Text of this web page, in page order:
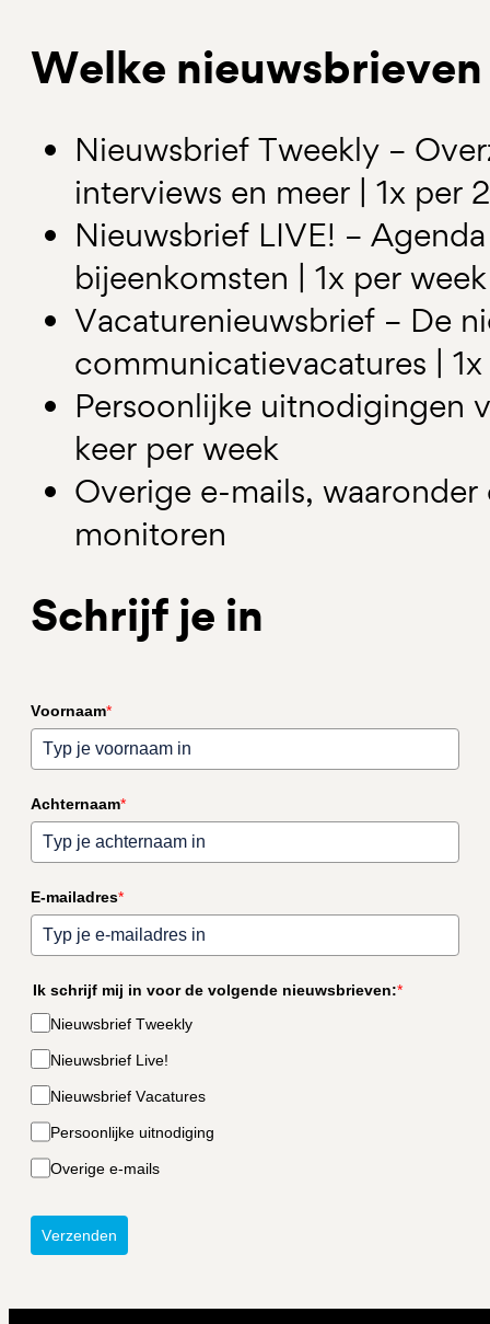
Welke
Nieuwsbrief Tweekly –
interviews en meer | 1x per
Nieuwsbrief LIVE! –
bijeenkomsten | 1x per week
Vacaturenieuwsbrief – De
communicatievacatures |
Persoonlijke uitnodigingen
keer per week
Overige e-mails,
monitoren
Schrijf je in
Voornaam*
Achternaam*
E-mailadres*
Ik schrijf mij in voor de volgende nieuwsbrieven:*
Nieuwsbrief Tweekly
Nieuwsbrief Live!
Nieuwsbrief Vacatures
Persoonlijke uitnodiging
Overige e-mails
Verzenden